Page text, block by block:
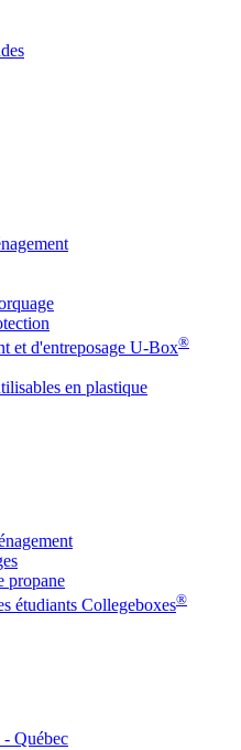
et d'entreposage U-Box®
en plastique
propane
étudiants Collegeboxes®
- Québec